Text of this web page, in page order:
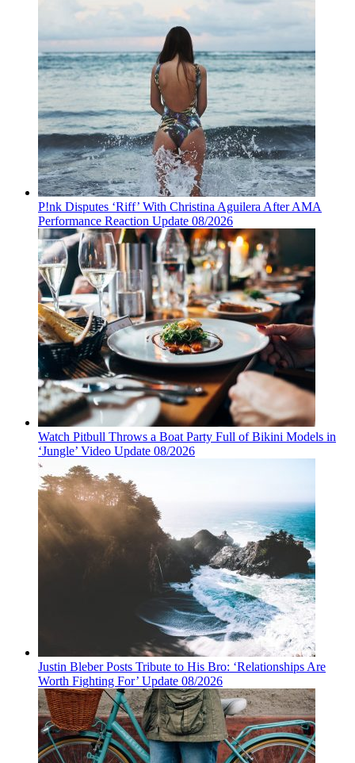
P!nk Disputes ‘Riff’ With Christina Aguilera After AMA
Performance Reaction Update 08/2026
Watch Pitbull Throws a Boat Party Full of Bikini Models in
‘Jungle’ Video Update 08/2026
Justin Bleber Posts Tribute to His Bro: ‘Relationships Are
Worth Fighting For’ Update 08/2026